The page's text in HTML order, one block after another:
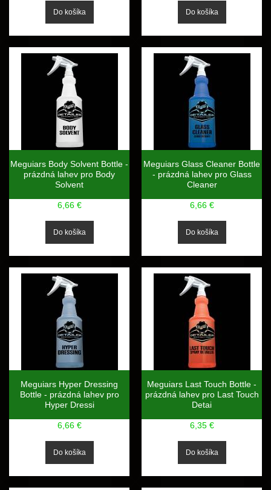
Meguiars Body Solvent Bottle -
prázdná lahev pro Body
Solvent
6,66 €
Meguiars Glass Cleaner Bottle
- prázdná lahev pro Glass
Cleaner
6,66 €
Meguiars Hyper Dressing
Bottle - prázdná lahev pro
Hyper Dressi
6,66 €
Meguiars Last Touch Bottle -
prázdná lahev pro Last Touch
Detai
6,35 €